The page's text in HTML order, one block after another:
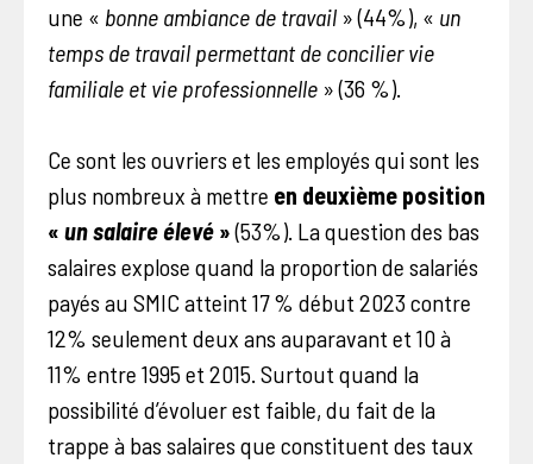
une « bonne ambiance de travail » (44%), « un
temps de travail permettant de concilier vie
familiale et vie professionnelle » (36 %).
Ce sont les ouvriers et les employés qui sont les
plus nombreux à mettre en deuxième position
« un salaire élevé »(53%). La question des bas
salaires explose quand la proportion de salariés
payés au SMIC atteint 17 % début 2023 contre
12% seulement deux ans auparavant et 10 à
11% entre 1995 et 2015. Surtout quand la
possibilité d’évoluer est faible, du fait de la
trappe à bas salaires que constituent des taux